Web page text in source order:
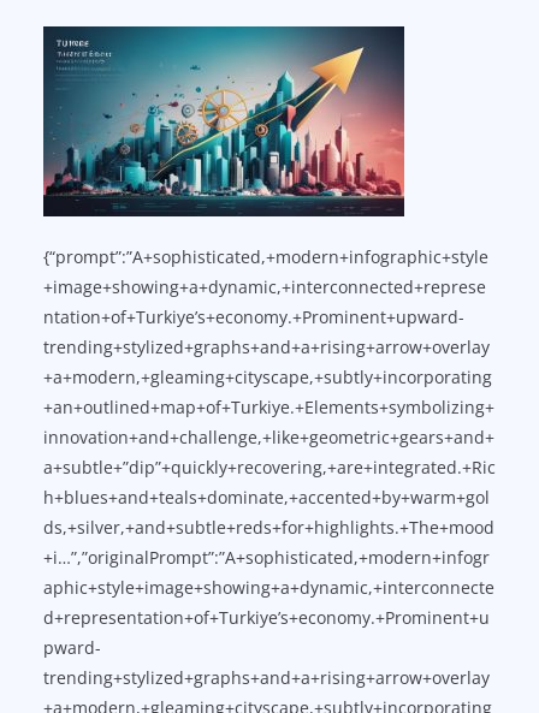
{“prompt”:”A+sophisticated,+modern+infographic+style
+image+showing+a+dynamic,+interconnected+represe
ntation+of+Turkiye’s+economy.+Prominent+upward-
trending+stylized+graphs+and+a+rising+arrow+overlay
+a+modern,+gleaming+cityscape,+subtly+incorporating
+an+outlined+map+of+Turkiye.+Elements+symbolizing+
innovation+and+challenge,+like+geometric+gears+and+
a+subtle+”dip”+quickly+recovering,+are+integrated.+Ric
h+blues+and+teals+dominate,+accented+by+warm+gol
ds,+silver,+and+subtle+reds+for+highlights.+The+mood
+i…”,”originalPrompt”:”A+sophisticated,+modern+infogr
aphic+style+image+showing+a+dynamic,+interconnecte
d+representation+of+Turkiye’s+economy.+Prominent+u
pward-
trending+stylized+graphs+and+a+rising+arrow+overlay
+a+modern,+gleaming+cityscape,+subtly+incorporating